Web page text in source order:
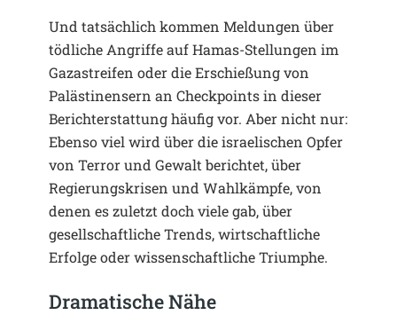
Und tatsächlich kommen Meldungen über
tödliche Angriffe auf Hamas-Stellungen im
Gazastreifen oder die Erschießung von
Palästinensern an Checkpoints in dieser
Berichterstattung häufig vor. Aber nicht nur:
Ebenso viel wird über die israelischen Opfer
von Terror und Gewalt berichtet, über
Regierungskrisen und Wahlkämpfe, von
denen es zuletzt doch viele gab, über
gesellschaftliche Trends, wirtschaftliche
Erfolge oder wissenschaftliche Triumphe.
Dramatische Nähe